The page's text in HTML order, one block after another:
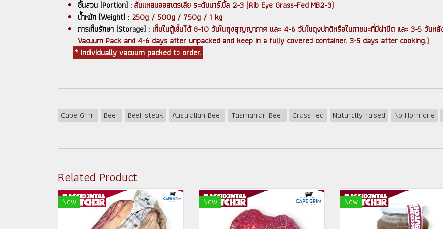
ชิ้นส่วน [Portion] : สันแหลมออสเตรเลีย ระดับมาร์เบิ้ล 2-3 (Rib Eye Grass-Fed MB2-3)
น้ำหนัก [Weight] : 250g / 500g / 750g / 1 kg
การเก็บรักษา [Storage] : เก็บในตู้เย็นได้ 8-10 วันในถุงสุญญากาศ และ 4-6 วันในถุงปกติหรือในภาชนะที่มีฝาปิด และ 3-5 วัน
Vacuum Pack and 4-6 days after unpacked and keep in a fully covered container. 3-5 days after cooking.)
* Individually vacuum packed to order.
Cape Grim Beef Beef steak Australian Beef Tasmanian Beef Grass fed Naturally raised No Hormone
Related Product
New New New